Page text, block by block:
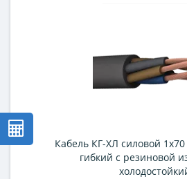
Кабель КГ-ХЛ силовой
гибкий с резиновой